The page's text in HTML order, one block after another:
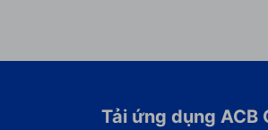
Tải ứng dụng ACB